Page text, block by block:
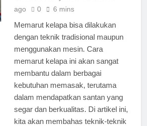
ago
0 6 mins
Memarut kelapa bisa dilakukan
dengan teknik tradisional maupun
menggunakan mesin. Cara
memarut kelapa ini akan sangat
membantu dalam berbagai
kebutuhan memasak, terutama
dalam mendapatkan santan yang
segar dan berkualitas. Di artikel ini,
kita akan membahas teknik-teknik